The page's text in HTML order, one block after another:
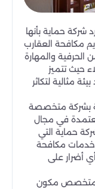
شركة حماية بأنها
مكافحة العقارب
والمهارة
حيث تتميز
مثالية لتكاثر
بشركة متخصصة
في مجال
حماية التي
خدمات مكافحة
أضرار على
متخصص مكون